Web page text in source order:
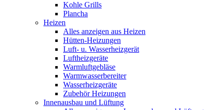
Kohle Grills
Plancha
Heizen
Alles anzeigen aus Heizen
Hütten-Heizungen
Luft- u. Wasserheizgerät
Luftheizgeräte
Warmluftgebläse
Warmwasserbereiter
Wasserheizgeräte
Zubehör Heizungen
Innenausbau und Lüftung